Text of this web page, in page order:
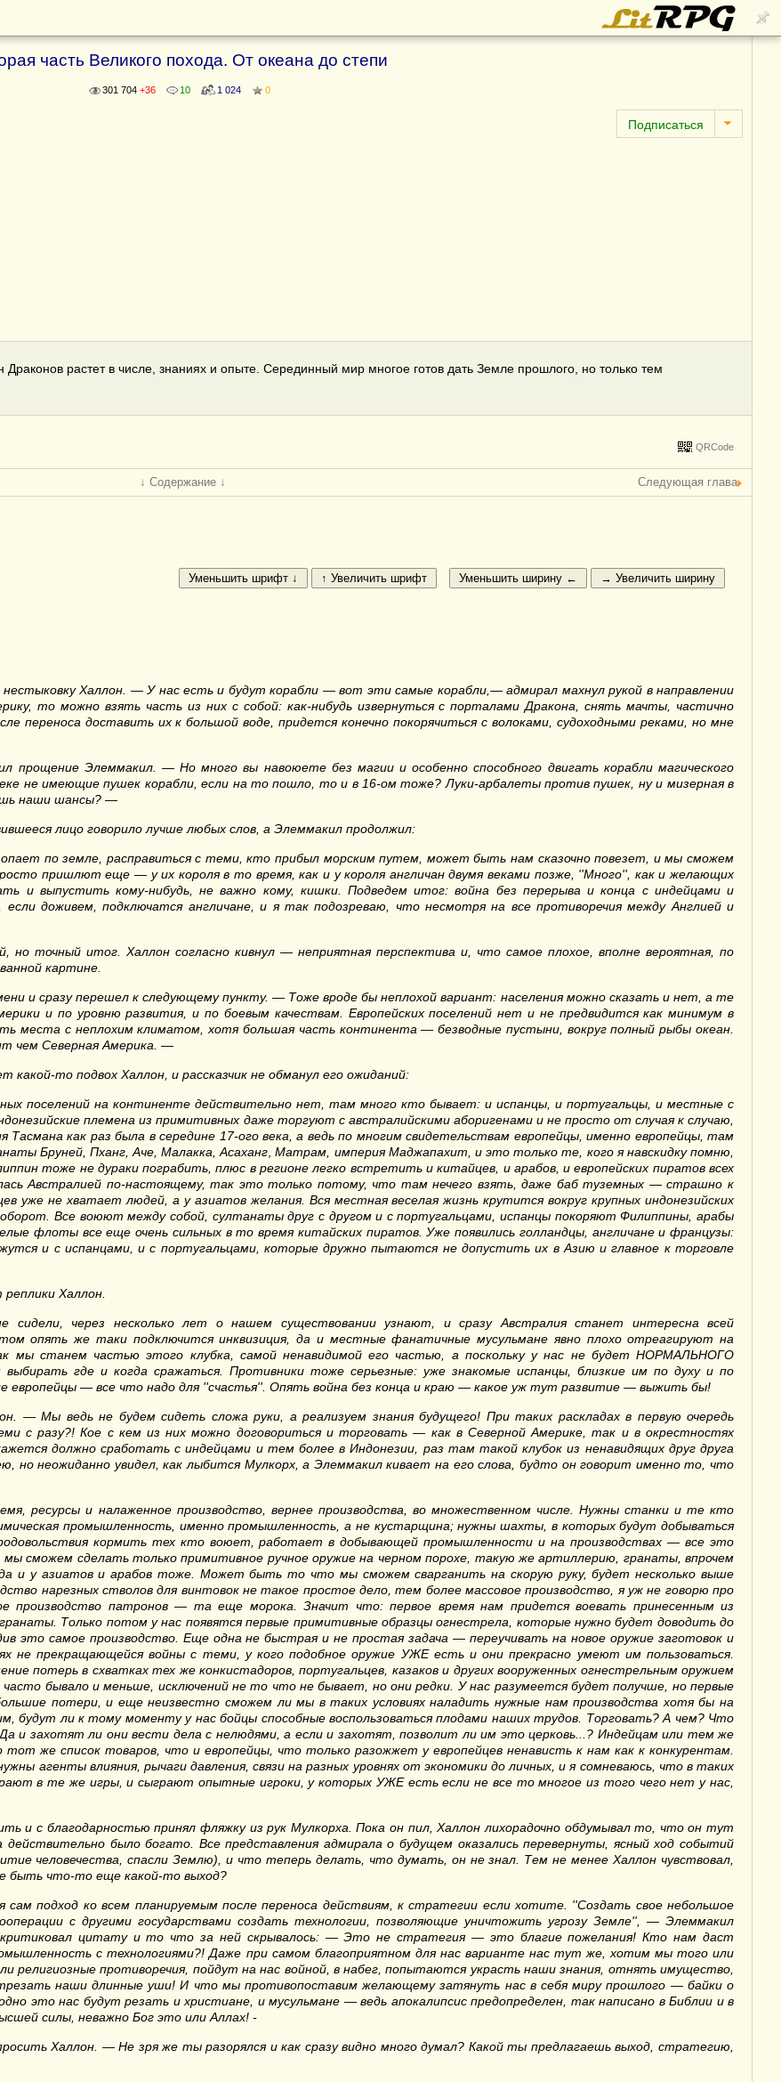
часть Великого похода. От океана до степи
301 704 +36 10 1 024 0
растет в числе, знаниях и опыте. Серединный мир многое готов дать Земле прошлого, но только тем
QRCode
↓ Содержание ↓ Следующая глава
Халлон. — У нас есть и будут корабли — вот эти самые корабли,— адмирал махнул рукой в направлении
то можно взять часть из них с собой: как-нибудь извернуться с порталами Дракона, снять мачты, частично
переноса доставить их к большой воде, придется конечно покорячиться с волоками, судоходными реками, но мне
прощение Элеммакил. — Но много вы навоюете без магии и особенно способного двигать корабли магического
не имеющие пушек корабли, если на то пошло, то и в 16-ом тоже? Луки-арбалеты против пушек, ну и мизерная в
наши шансы? —
лицо говорило лучше любых слов, а Элеммакил продолжил:
по земле, расправиться с теми, кто прибыл морским путем, может быть нам сказочно повезет, и мы сможем
пришлют еще — у их короля в то время, как и у короля англичан двумя веками позже, ''Много'', как и желающих
и выпустить кому-нибудь, не важно кому, кишки. Подведем итог: война без перерыва и конца с индейцами и
доживем, подключатся англичане, и я так подозреваю, что несмотря на все противоречия между Англией и
но точный итог. Халлон согласно кивнул — неприятная перспектива и, что самое плохое, вполне вероятная, по
картине.
и сразу перешел к следующему пункту. — Тоже вроде бы неплохой вариант: населения можно сказать и нет, а те
и по уровню развития, и по боевым качествам. Европейских поселений нет и не предвидится как минимум в
места с неплохим климатом, хотя большая часть континента — безводные пустыни, вокруг полный рыбы океан.
чем Северная Америка. —
то подвох Халлон, и рассказчик не обманул его ожиданий:
поселений на континенте действительно нет, там много кто бывает: и испанцы, и португальцы, и местные с
племена из примитивных даже торгуют с австралийскими аборигенами и не просто от случая к случаю,
Тасмана как раз была в середине 17-ого века, а ведь по многим свидетельствам европейцы, именно европейцы, там
Бруней, Пханг, Аче, Малакка, Асаханг ,Матрам, империя Маджапахит, и это только те, кого я навскидку помню,
тоже не дураки пограбить, плюс в регионе легко встретить и китайцев, и арабов, и европейских пиратов всех
Австралией по-настоящему, так это только потому, что там нечего взять, даже баб туземных — страшно к
уже не хватает людей, а у азиатов желания. Вся местная веселая жизнь крутится вокруг крупных индонезийских
Все воюют между собой, султанаты друг с другом и с португальцами, испанцы покоряют Филиппины, арабы
флоты все еще очень сильных в то время китайских пиратов. Уже появились голландцы, англичане и французы:
и с испанцами, и с португальцами, которые дружно пытаются не допустить их в Азию и главное к торговле
Халлон.
через несколько лет о нашем существовании узнают, и сразу Австралия станет интересна всей
опять же таки подключится инквизиция, да и местные фанатичные мусульмане явно плохо отреагируют на
мы станем частью этого клубка, самой ненавидимой его частью, а поскольку у нас не будет НОРМАЛЬНОГО
где и когда сражаться. Противники тоже серьезные: уже знакомые испанцы, близкие им по духу и по
европейцы — все что надо для ''счастья''. Опять война без конца и краю — какое уж тут развитие — выжить бы!
— Мы ведь не будем сидеть сложа руки, а реализуем знания будущего! При таких раскладах в первую очередь
с разу?! Кое с кем из них можно договориться и торговать — как в Северной Америке, так и в окрестностях
должно сработать с индейцами и тем более в Индонезии, раз там такой клубок из ненавидящих друг друга
но неожиданно увидел, как лыбится Мулкорх, а Элеммакил кивает на его слова, будто он говорит именно то, что
ресурсы и налаженное производство, вернее производства, во множественном числе. Нужны станки и те кто
промышленность, именно промышленность, а не кустарщина; нужны шахты, в которых будут добываться
кормить тех кто воюет, работает в добывающей промышленности и на производствах — все это
сможем сделать только примитивное ручное оружие на черном порохе, такую же артиллерию, гранаты, впрочем
и у азиатов и арабов тоже. Может быть то что мы сможем сварганить на скорую руку, будет несколько выше
нарезных стволов для винтовок не такое простое дело, тем более массовое производство, я уж не говорю про
патронов — та еще морока. Значит что: первое время нам придется воевать принесенным из
Только потом у нас появятся первые примитивные образцы огнестрела, которые нужно будет доводить до
это самое производство. Еще одна не быстрая и не простая задача — переучивать на новое оружие заготовок и
не прекращающейся войны с теми, у кого подобное оружие УЖЕ есть и они прекрасно умеют им пользоваться.
потерь в схватках тех же конкистадоров, португальцев, казаков и других вооруженных огнестрельным оружием
бывало и меньше, исключений не то что не бывает, но они редки. У нас разумеется будет получше, но первые
потери, и еще неизвестно сможем ли мы в таких условиях наладить нужные нам производства хотя бы на
будут ли к тому моменту у нас бойцы способные воспользоваться плодами наших трудов. Торговать? А чем? Что
и захотят ли они вести дела с нелюдями, а если и захотят, позволит ли им это церковь...? Индейцам или тем же
же список товаров, что и европейцы, что только разожжет у европейцев ненависть к нам как к конкурентам.
агенты влияния, рычаги давления, связи на разных уровнях от экономики до личных, и я сомневаюсь, что в таких
в те же игры, и сыграют опытные игроки, у которых УЖЕ есть если не все то многое из того чего нет у нас,
и с благодарностью принял фляжку из рук Мулкорха. Пока он пил, Халлон лихорадочно обдумывал то, что он тут
было богато. Все представления адмирала о будущем оказались перевернуты, ясный ход событий
человечества, спасли Землю), и что теперь делать, что думать, он не знал. Тем не менее Халлон чувствовал,
быть что-то еще какой-то выход?
подход ко всем планируемым после переноса действиям, к стратегии если хотите. ''Создать свое небольшое
с другими государствами создать технологии, позволяющие уничтожить угрозу Земле'', — Элеммакил
цитату и то что за ней скрывалось: — Это не стратегия — это благие пожелания! Кто нам даст
с технологиями?! Даже при самом благоприятном для нас варианте нас тут же, хотим мы того или
религиозные противоречия, пойдут на нас войной, в набег, попытаются украсть наши знания, отнять имущество,
наши длинные уши! И что мы противопоставим желающему затянуть нас в себя миру прошлого — байки о
это нас будут резать и христиане, и мусульмане — ведь апокалипсис предопределен, так написано в Библии и в
силы, неважно Бог это или Аллах! -
Халлон. — Не зря же ты разорялся и как сразу видно много думал? Какой ты предлагаешь выход, стратегию,